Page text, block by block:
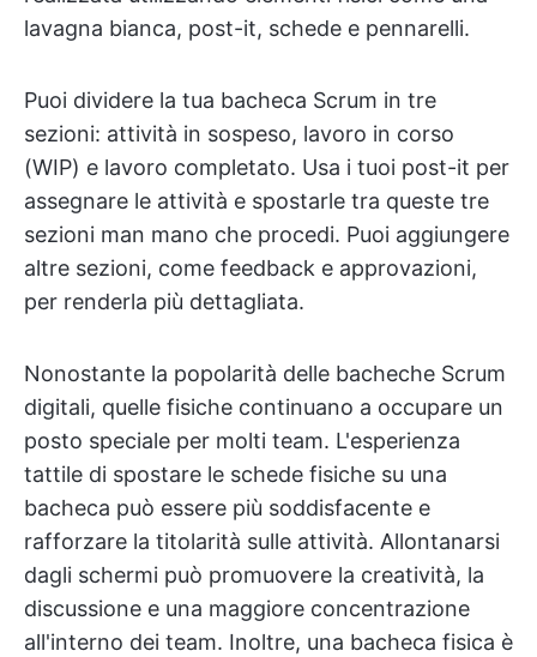
lavagna bianca, post-it, schede e pennarelli.
Puoi dividere la tua bacheca Scrum in tre
sezioni: attività in sospeso, lavoro in corso
(WIP) e lavoro completato. Usa i tuoi post-it per
assegnare le attività e spostarle tra queste tre
sezioni man mano che procedi. Puoi aggiungere
altre sezioni, come feedback e approvazioni,
per renderla più dettagliata.
Nonostante la popolarità delle bacheche Scrum
digitali, quelle fisiche continuano a occupare un
posto speciale per molti team. L'esperienza
tattile di spostare le schede fisiche su una
bacheca può essere più soddisfacente e
rafforzare la titolarità sulle attività. Allontanarsi
dagli schermi può promuovere la creatività, la
discussione e una maggiore concentrazione
all'interno dei team. Inoltre, una bacheca fisica è